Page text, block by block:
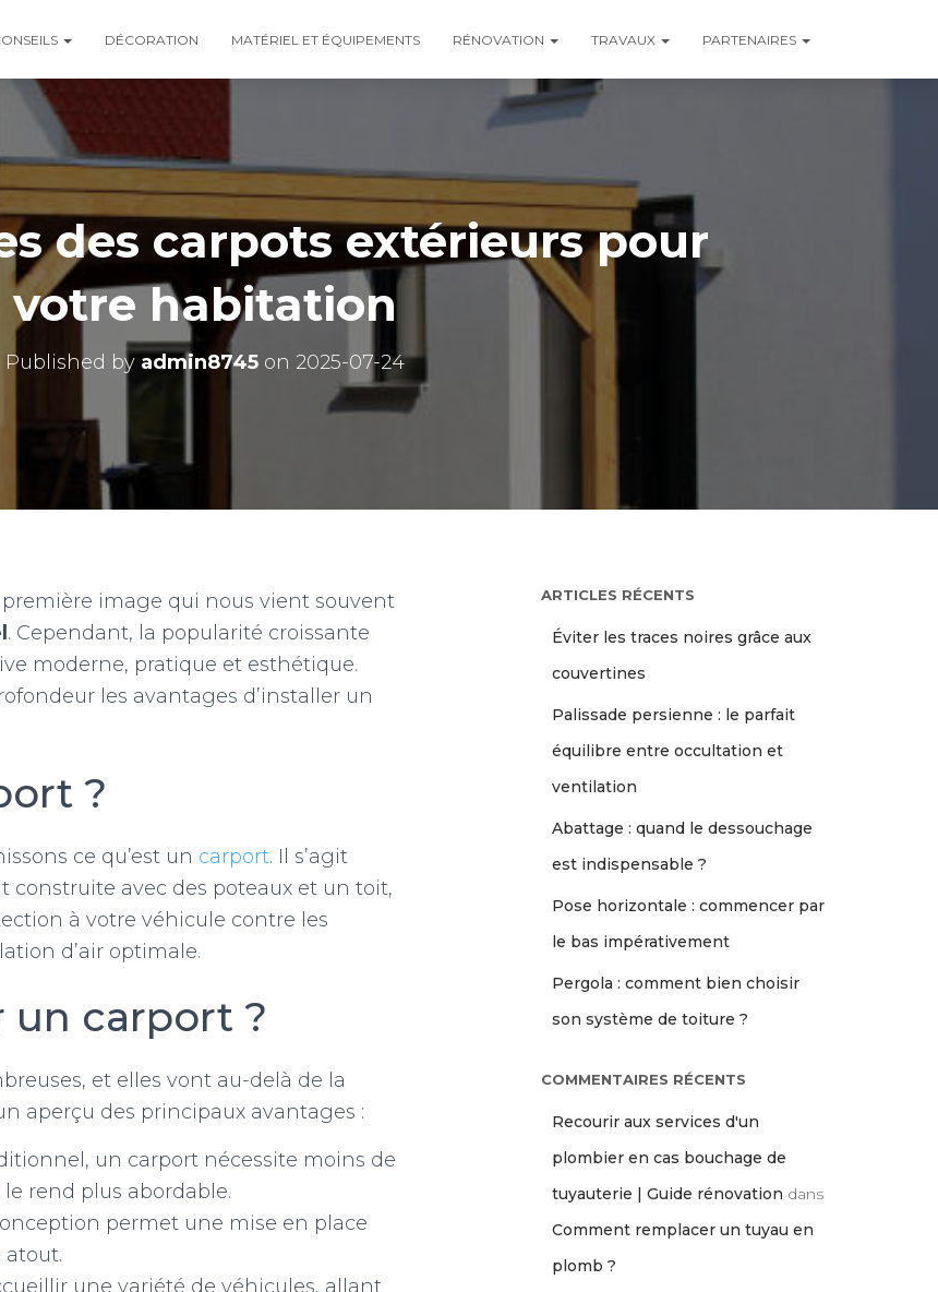
DÉCORATION MATÉRIEL ET ÉQUIPEMENTS RÉNOVATION TRAVAUX PARTENAIRES
des carpots extérieurs pour
votre habitation
Published by admin8745 on 2025-07-24
première image qui nous vient souvent
. Cependant, la popularité croissante
moderne, pratique et esthétique.
les avantages d’installer un
?
ce qu’est un carport. Il s’agit
construite avec des poteaux et un toit,
à votre véhicule contre les
d’air optimale.
carport ?
et elles vont au-delà de la
aperçu des principaux avantages :
un carport nécessite moins de
rend plus abordable.
permet une mise en place
atout.
une variété de véhicules, allant
ARTICLES RÉCENTS
Éviter les traces noires grâce aux
couvertines
Palissade persienne : le parfait
équilibre entre occultation et
ventilation
Abattage : quand le dessouchage
est indispensable ?
Pose horizontale : commencer par
le bas impérativement
Pergola : comment bien choisir
son système de toiture ?
COMMENTAIRES RÉCENTS
Recourir aux services d'un
plombier en cas bouchage de
tuyauterie | Guide rénovation dans
Comment remplacer un tuyau en
plomb ?